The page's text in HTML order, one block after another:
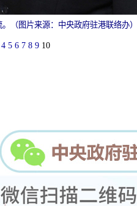
（图片来源：中央政府驻港联络办）
4 5 6 7 8 9 10